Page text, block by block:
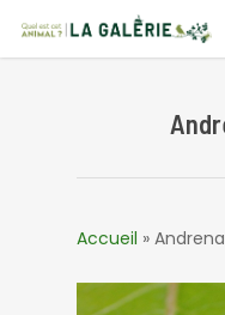
main
Accueil »